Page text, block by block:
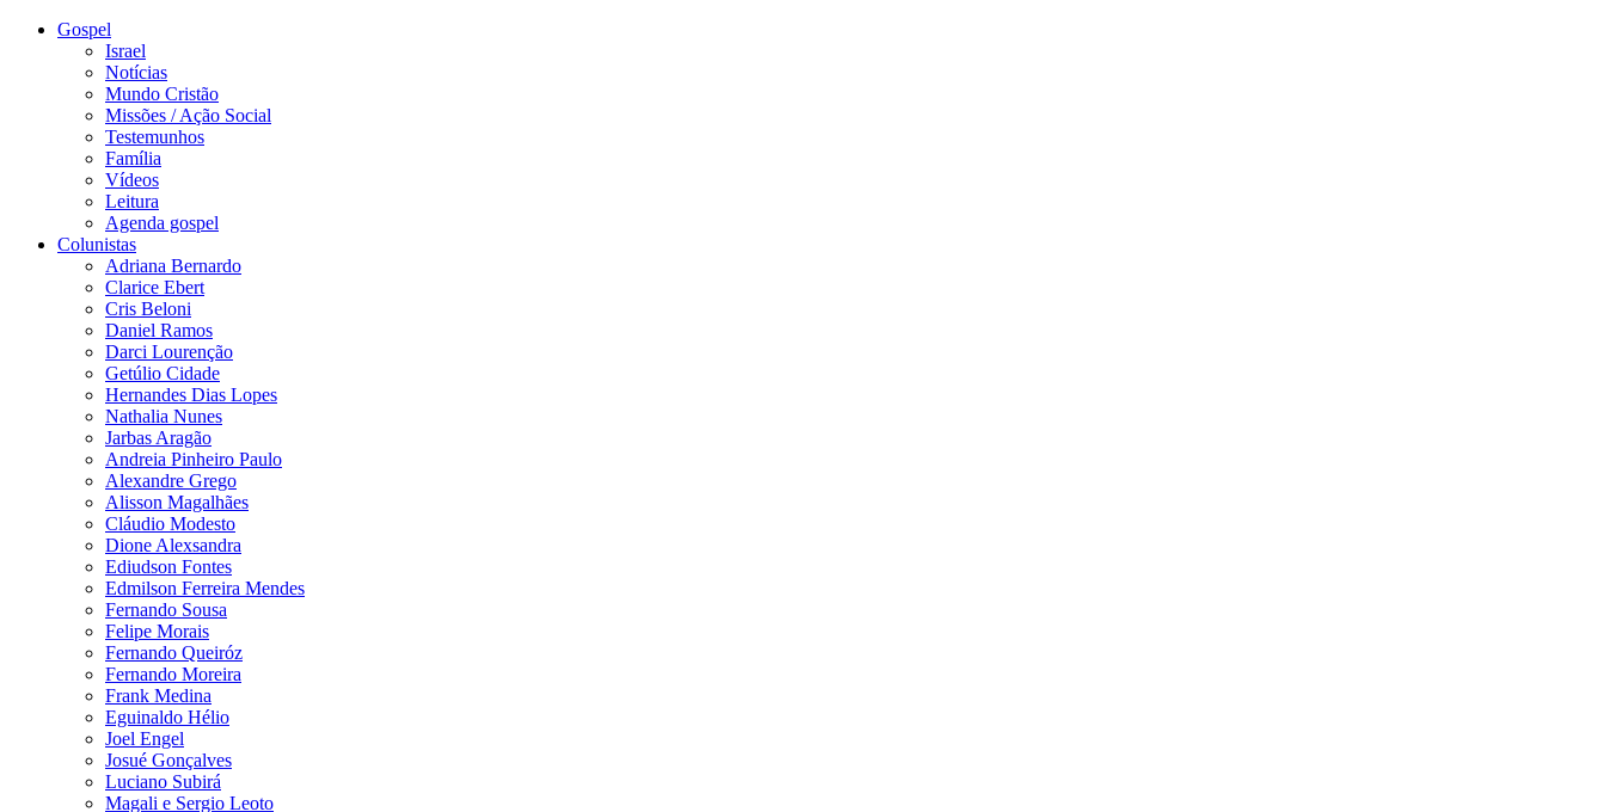
Gospel
Israel
Notícias
Mundo Cristão
Missões / Ação Social
Testemunhos
Família
Vídeos
Leitura
Agenda gospel
Colunistas
Adriana Bernardo
Clarice Ebert
Cris Beloni
Daniel Ramos
Darci Lourenção
Getúlio Cidade
Hernandes Dias Lopes
Nathalia Nunes
Jarbas Aragão
Andreia Pinheiro Paulo
Alexandre Grego
Alisson Magalhães
Cláudio Modesto
Dione Alexsandra
Ediudson Fontes
Edmilson Ferreira Mendes
Fernando Sousa
Felipe Morais
Fernando Queiróz
Fernando Moreira
Frank Medina
Eguinaldo Hélio
Joel Engel
Josué Gonçalves
Luciano Subirá
Magali e Sergio Leoto